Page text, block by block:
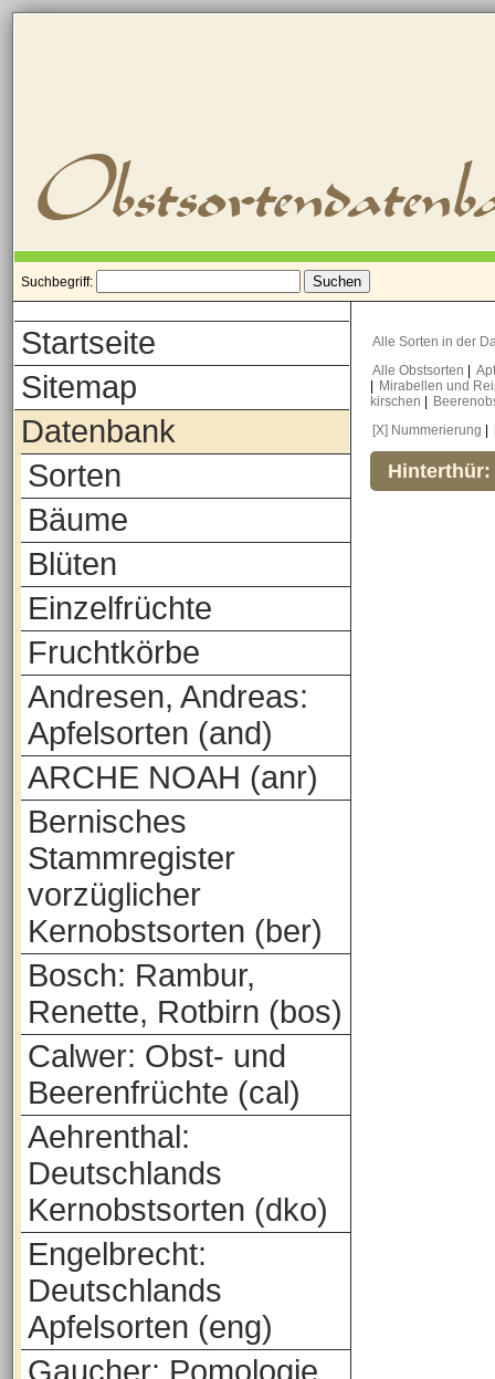
Suchbegriff:
Startseite
Sitemap
Datenbank
Sorten
Bäume
Blüten
Einzelfrüchte
Fruchtkörbe
Andresen, Andreas:
Apfelsorten (and)
ARCHE NOAH (anr)
Bernisches
Stammregister
vorzüglicher
Kernobstsorten (ber)
Bosch: Rambur,
Renette, Rotbirn (bos)
Calwer: Obst- und
Beerenfrüchte (cal)
Aehrenthal:
Deutschlands
Kernobstsorten (dko)
Engelbrecht:
Deutschlands
Apfelsorten (eng)
Gaucher: Pomologie
Alle Sorten in der
Alle Obstsorten
Mirabellen und
kirschen
[X] Nummerierung